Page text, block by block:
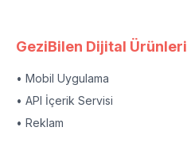
GeziBilen Dijital Ürünleri
• Mobil Uygulama
• API İçerik Servisi
• Reklam